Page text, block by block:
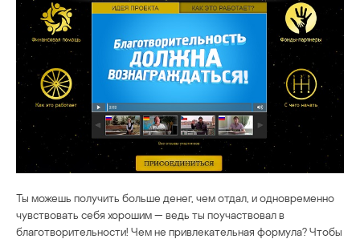
Ты можешь получить больше денег, чем отдал, и одновременно
чувствовать себя хорошим — ведь ты поучаствовал в
благотворительности! Чем не привлекательная формула? Чтобы